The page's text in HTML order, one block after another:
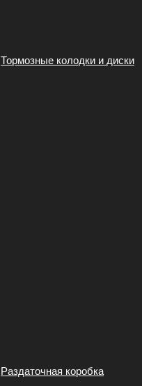
Тормозные колодки и диски
Раздаточная коробка